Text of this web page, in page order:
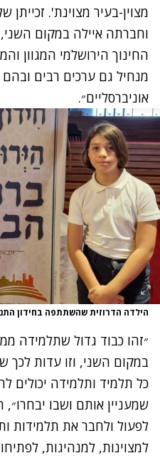
מצוין-בעיר מצוינת'.
וחברתה איילה במקום
החינוך הירושלמי המגוון
מנחיל גם ערכים רבים ובהם
אוניברסליים״.
הילדה הדרוזית שהשתתפה בחידון
״זהו כבוד גדול שתלמידה
במקום השני, וזו עדות לכך
כל תלמיד ותלמידה יכולים
שמעניין אותם ושבו
לפעול ולחבר את תלמידות
למצוינות, למנהיגות,